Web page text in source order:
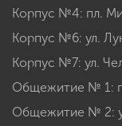
Корпус №4: пл.
Корпус №6: ул.
Корпус №7: ул.
Общежитие № 1:
Общежитие № 2: